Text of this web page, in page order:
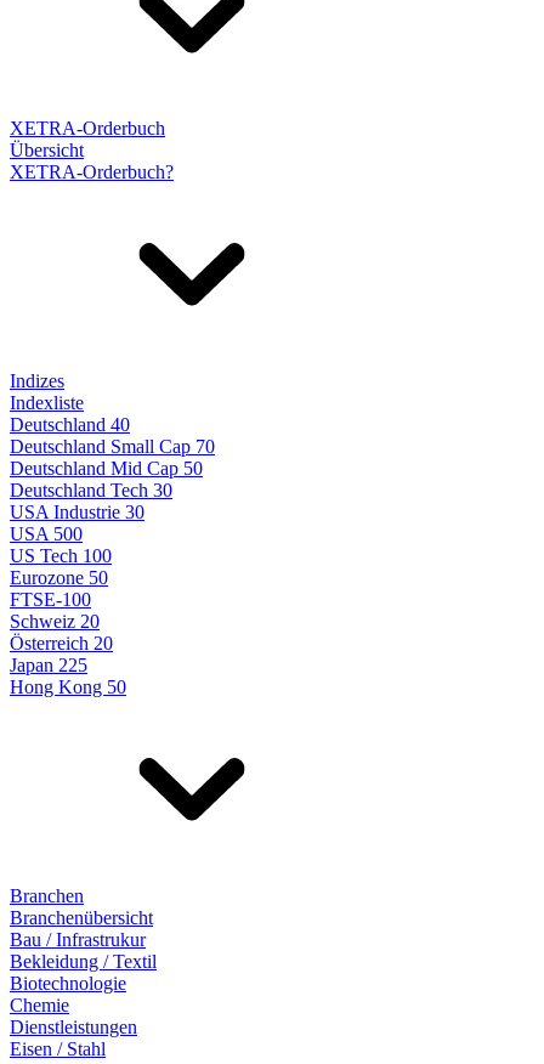
XETRA-Orderbuch
Übersicht
XETRA-Orderbuch?
Indizes
Indexliste
Deutschland 40
Deutschland Small Cap 70
Deutschland Mid Cap 50
Deutschland Tech 30
USA Industrie 30
USA 500
US Tech 100
Eurozone 50
FTSE-100
Schweiz 20
Österreich 20
Japan 225
Hong Kong 50
Branchen
Branchenübersicht
Bau / Infrastrukur
Bekleidung / Textil
Biotechnologie
Chemie
Dienstleistungen
Eisen / Stahl